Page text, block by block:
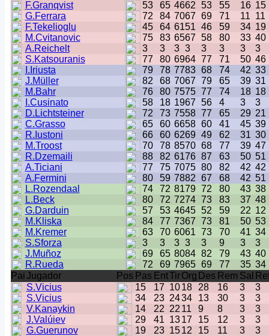
F.Granqvist
53 65 4662 53 55 16 15
G.Ferrara
72 84 7067 69 71 11 11
F.Tekelioglu
45 64 6151 46 59 34 19
M.Cvitanovic
75 83 6567 58 80 33 40
A.Reichelt
3 3 3 3 3 3 3
3
S.Katsouranis
77 80 6964 77 71 50 46
I.Iriusta
79 78 7783 68 74 42 33
J.Müller
82 68 7067 79 65 39 31
M.Bahr
76 80 7575 77 74 18 18
I.Cusinato
58 18 1967 56 4 3
3
D.Lichtsteiner
72 73 7558 77 65 29 21
C.Grasso
65 60 6658 60 41 45 39
R.Iustoni
66 60 6269 49 62 31 30
M.Troost
70 78 8570 68 77 39 47
R.Dzemaili
88 82 6176 87 63 50 51
A.Ticiani
77 75 7075 80 82 42 42
A.Fermini
80 59 7882 67 68 42 51
L.Rozendaal
74 72 8179 72 80 43 38
L.Beck
80 72 7274 73 83 37 48
G.Darduin
57 53 4645 52 59 22 12
M.Kliska
84 77 7367 73 81 50 53
M.Kremer
63 70 6061 73 70 41 34
S.Sforza
3 3 3 3 3 9 3
3
J.Muñoz
69 65 8084 82 79 43 40
R.Rueda
72 69 7965 69 77 35 34
PaiJugador Pos Pas EntTir Org Des Rem Sal
S.Vicius
15 17 10 18 28 16 3
3
S.Vicius
34 23 2434 13 30 3
3
V.Kanaykin
14 22 22 11 9 8 3
3
J.Valúiev
29 41 13 17 15 12 3
3
G.Guerunov
19 23 15 12 15 11 3 3